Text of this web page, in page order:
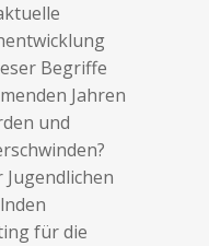
Begriffe
Jahren
und
für die